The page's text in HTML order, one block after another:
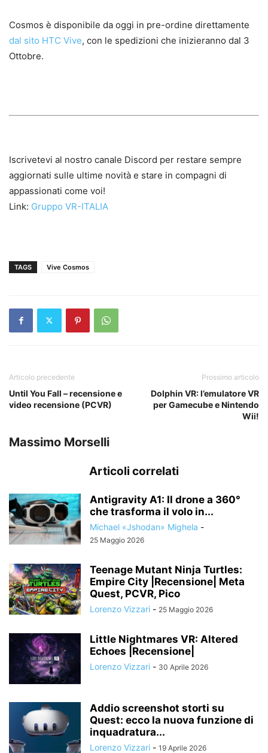
Cosmos è disponibile da oggi in pre-ordine direttamente
dal sito HTC Vive, con le spedizioni che inizieranno dal 3
Ottobre.
Iscrivetevi al nostro canale Discord per restare sempre
aggiornati sulle ultime novità e stare in compagni di
appassionati come voi!
Link: Gruppo VR-ITALIA
TAGS Vive Cosmos
Articolo precedente
Until You Fall – recensione e
video recensione (PCVR)
Prossimo articolo
Dolphin VR: l’emulatore VR
per Gamecube e Nintendo
Wii!
Massimo Morselli
Articoli correlati
Antigravity A1: Il drone a 360°
che trasforma il volo in...
Michael «Jshodan» Mighela -
25 Maggio 2026
Teenage Mutant Ninja Turtles:
Empire City |Recensione| Meta
Quest, PCVR, Pico
Lorenzo Vizzari - 25 Maggio 2026
Little Nightmares VR: Altered
Echoes |Recensione|
Lorenzo Vizzari - 30 Aprile 2026
Addio screenshot storti su
Quest: ecco la nuova funzione di
inquadratura...
Lorenzo Vizzari - 19 Aprile 2026